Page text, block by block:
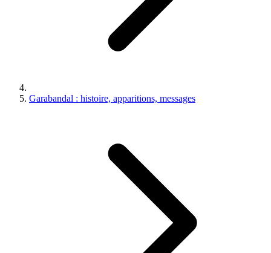
Garabandal : histoire, apparitions, messages